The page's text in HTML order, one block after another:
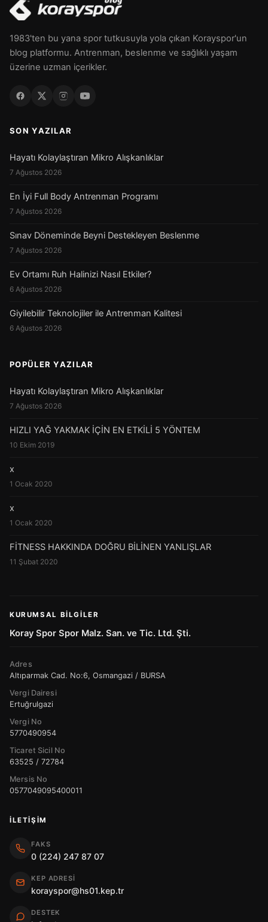
1983'ten bu yana spor tutkusuyla yola çıkan Korayspor'un
blog platformu. Antrenman, beslenme ve sağlıklı yaşam
üzerine uzman içerikler.
SON YAZILAR
Hayatı Kolaylaştıran Mikro Alışkanlıklar
7 Ağustos 2026
En İyi Full Body Antrenman Programı
7 Ağustos 2026
Sınav Döneminde Beyni Destekleyen Beslenme
7 Ağustos 2026
Ev Ortamı Ruh Halinizi Nasıl Etkiler?
6 Ağustos 2026
Giyilebilir Teknolojiler ile Antrenman Kalitesi
6 Ağustos 2026
POPÜLER YAZILAR
Hayatı Kolaylaştıran Mikro Alışkanlıklar
7 Ağustos 2026
HIZLI YAĞ YAKMAK İÇİN EN ETKİLİ 5 YÖNTEM
10 Ekim 2019
x
1 Ocak 2020
x
1 Ocak 2020
FİTNESS HAKKINDA DOĞRU BİLİNEN YANLIŞLAR
11 Şubat 2020
KURUMSAL BILGILER
Koray Spor Spor Malz. San. ve Tic. Ltd. Şti.
Adres
Altıparmak Cad. No:6, Osmangazi / BURSA
Vergi Dairesi
Ertuğrulgazi
Vergi No
5770490954
Ticaret Sicil No
63525 / 72784
Mersis No
0577049095400011
İLETIŞIM
FAKS
0 (224) 247 87 07
KEP ADRESI
korayspor@hs01.kep.tr
DESTEK